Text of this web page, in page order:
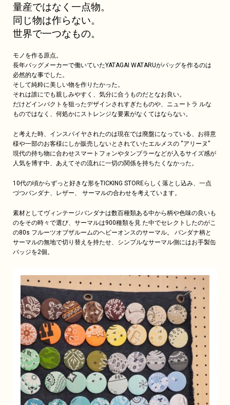
量産ではなく一点物。
同じ物は作らない。
世界で一つなもの。
モノを作る原点。
長年バッグメーカーで働いていたYATAGAI WATARUがバッグを作るのは
必然的な事でした。
そして純粋に美しい物を作りたかった。
それは誰にでも親しみやすく、気分に合うものだとなお良い。
だけどインパクトを狙ったデザインされすぎたものや、ニュートラ ルな
ものではなく、何処かにストレンジな要素がなくてはならない。
と考えた時、インスパイヤされたのは現在では廃盤になっている、お得意
様や一部のお客様にしか販売しないとされていたエルメスの “アリーヌ”
現代の持ち物に合わせスマートフォンやタンブラーなどが入るサイズ感が
人気を博す中、あえてその流れに一切の関係を持ちたくなかった。
10代の頃からずっと好きな形をTICKING STOREらしく落とし込み、一点
づつバンダナ、レザー、 サーマルの合わせを考えています。
素材としてヴィンテージバンダナは数百種類ある中から柄や色味の良いも
のをその時々で選び、サーマルは900種類を見 た中でセレクトしたのがこ
の80s フルーツオブザルームのヘビーオンスのサーマル。 バンダナ柄と
サーマルの無地で切り替えを持たせ、シンプルなサーマル側にはお手製缶
バッジを2個。